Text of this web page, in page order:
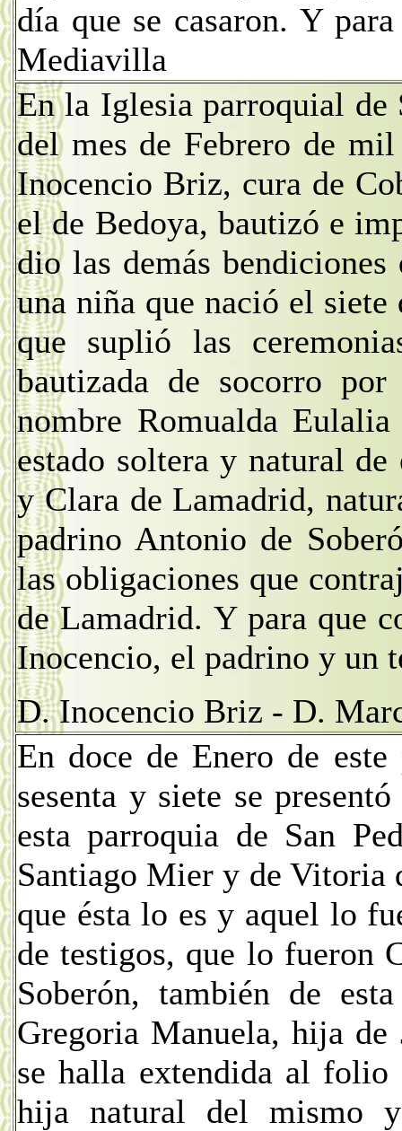
día que se casaron. Y
Mediavilla
En la Iglesia parroquial de
del mes de Febrero de
Inocencio Briz, cura de
el de Bedoya, bautizó e
dio las demás
una niña que nació el
que suplió las
bautizada de socorro
nombre Romualda
estado soltera y natural
y Clara de Lamadrid,
padrino Antonio de
las obligaciones que
de Lamadrid. Y para que
Inocencio, el padrino y un
D. Inocencio Briz - D.
En doce de Enero de
sesenta y siete se
esta parroquia de San
Santiago Mier y de Vitoria
que ésta lo es y aquel lo
de testigos, que lo fueron
Soberón, también de
Gregoria Manuela, hija de
se halla extendida al
hija natural del mismo